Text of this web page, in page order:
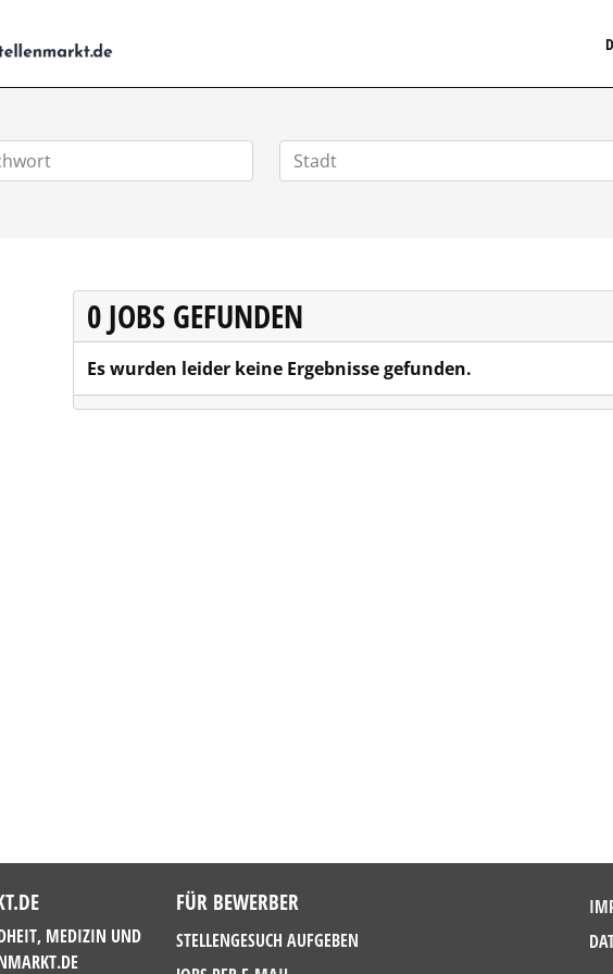
0 JOBS GEFUNDEN
Es wurden leider keine Ergebnisse gefunden.
MEDIZIN UND
FÜR BEWERBER
STELLENGESUCH AUFGEBEN